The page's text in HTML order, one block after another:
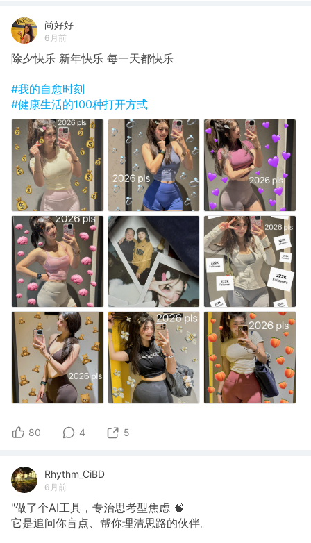
尚好好
6月前
除夕快乐 新年快乐 每一天都快乐
#我的自愈时刻
#健康生活的100种打开方式
80 4 5
Rhythm_CiBD
6月前
"做了个AI工具，专治思考型焦虑 🧠
它是追问你盲点、帮你理清思路的伙伴。